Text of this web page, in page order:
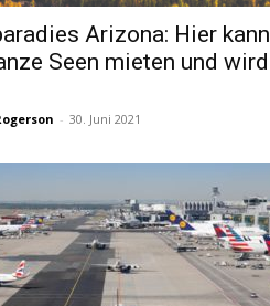
Arizona: Hier kann
Seen mieten und wird
- 30. Juni 2021